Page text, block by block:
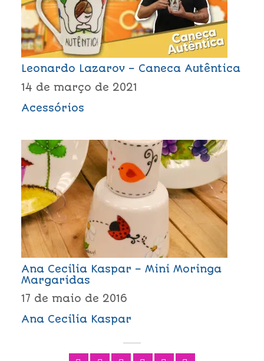
Leonardo Lazarov – Caneca Autêntica
14 de março de 2021
Acessórios
Ana Cecilia Kaspar – Mini Moringa
Margaridas
17 de maio de 2016
Ana Cecilia Kaspar